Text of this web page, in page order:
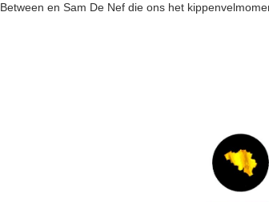
Between en Sam De Nef die ons het